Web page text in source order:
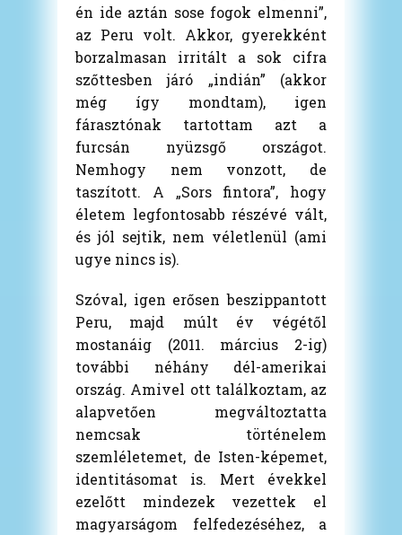
én ide aztán sose fogok elmenni”,
az Peru volt. Akkor, gyerekként
borzalmasan irritált a sok cifra
szőttesben járó „indián” (akkor
még így mondtam), igen
fárasztónak tartottam azt a
furcsán nyüzsgő országot.
Nemhogy nem vonzott, de
taszított. A „Sors fintora”, hogy
életem legfontosabb részévé vált,
és jól sejtik, nem véletlenül (ami
ugye nincs is).
Szóval, igen erősen beszippantott
Peru, majd múlt év végétől
mostanáig (2011. március 2-ig)
további néhány dél-amerikai
ország. Amivel ott találkoztam, az
alapvetően megváltoztatta
nemcsak történelem
szemléletemet, de Isten-képemet,
identitásomat is. Mert évekkel
ezelőtt mindezek vezettek el
magyarságom felfedezéséhez, a